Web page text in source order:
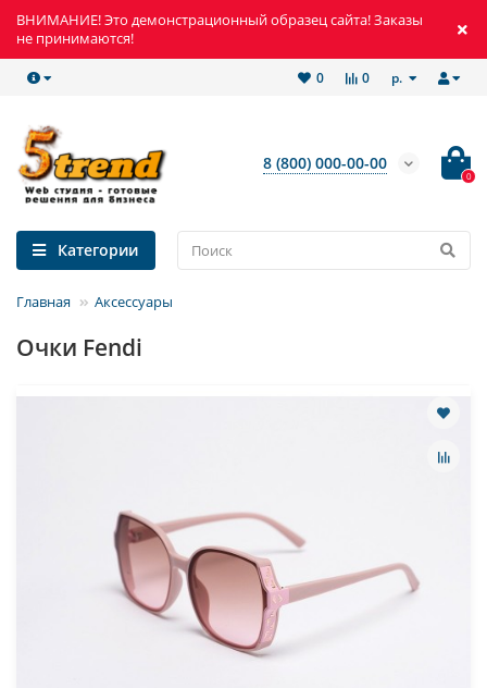
ВНИМАНИЕ! Это демонстрационный образец сайта! Заказы
не принимаются!
р.
0
0
8 (800) 000-00-00
0
Категории
Главная Аксессуары
Очки Fendi